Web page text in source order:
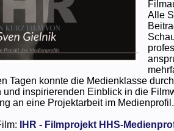
Alle
Tagen konnte die Medienklasse
inspirierenden Einblick in die
an eine Projektarbeit im Medienprofil.
IHR - Filmprojekt HHS-